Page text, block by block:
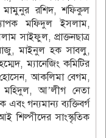
মামুনুর রশিদ, শফিকুল
মফিদুল ইসলাম,
সাইফুল, প্রাক্তনছাত্র
মাইনুল হক সাবলু,
ম্যানেজিং কমিটির
আকলিমা বেগম,
আ’লীগ নেতা
এবং গন্যমান্য ব্যক্তিবর্গ
শিল্পীদের সাংস্কৃতিক